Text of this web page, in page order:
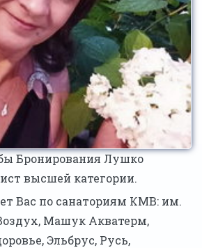
Бронирования Лушко
высшей категории.
Вас по санаториям КМВ: им.
Машук Акватерм,
Эльбрус, Русь,